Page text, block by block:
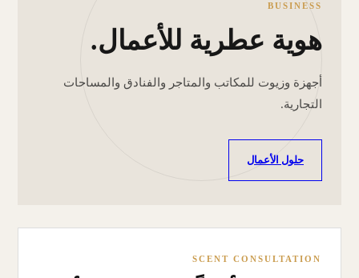
BUSINESS
هوية عطرية للأعمال.
أجهزة وزيوت للمكاتب والمتاجر والفنادق والمساحات
التجارية.
حلول الأعمال
SCENT CONSULTATION